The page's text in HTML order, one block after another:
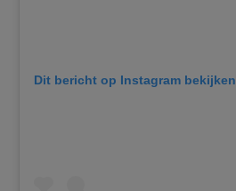
Dit bericht op Instagram bekijken